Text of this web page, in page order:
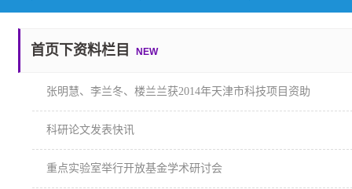
首页下资料栏目 NEW
张明慧、李兰冬、楼兰兰获2014年天津市科技项目资助
科研论文发表快讯
重点实验室举行开放基金学术研讨会